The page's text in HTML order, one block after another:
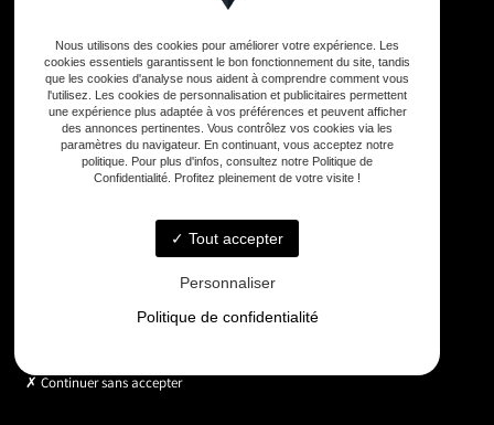
Adresse
33590 Vensac
Téléphone
06 33 48 35 75
Email
contact@gd-drones-services.fr
Horaires
Nous utilisons des cookies pour améliorer votre expérience. Les
cookies essentiels garantissent le bon fonctionnement du site, tandis
que les cookies d'analyse nous aident à comprendre comment vous
l'utilisez. Les cookies de personnalisation et publicitaires permettent
une expérience plus adaptée à vos préférences et peuvent afficher
des annonces pertinentes. Vous contrôlez vos cookies via les
paramètres du navigateur. En continuant, vous acceptez notre
politique. Pour plus d'infos, consultez notre Politique de
Confidentialité. Profitez pleinement de votre visite !
Tout accepter
Personnaliser
Politique de confidentialité
Continuer sans accepter